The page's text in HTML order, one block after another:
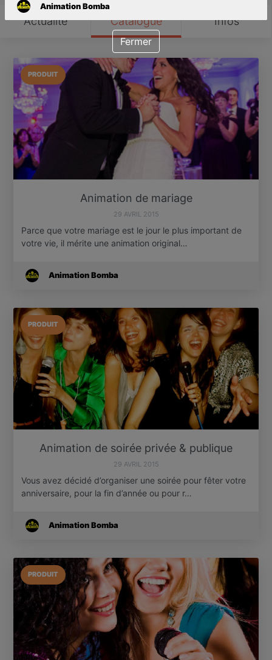
Actualité Catalogue Infos
PRODUIT
Animation de mariage
29 AVRIL 2015
Parce que votre mariage est le jour le plus important de
votre vie, il mérite une animation original…
Animation Bomba
PRODUIT
Animation de soirée privée & publique
29 AVRIL 2015
Vous avez décidé d’organiser une soirée pour fêter votre
anniversaire, pour la fin d’année ou pour r…
Animation Bomba
PRODUIT
Animation Bomba
Fermer